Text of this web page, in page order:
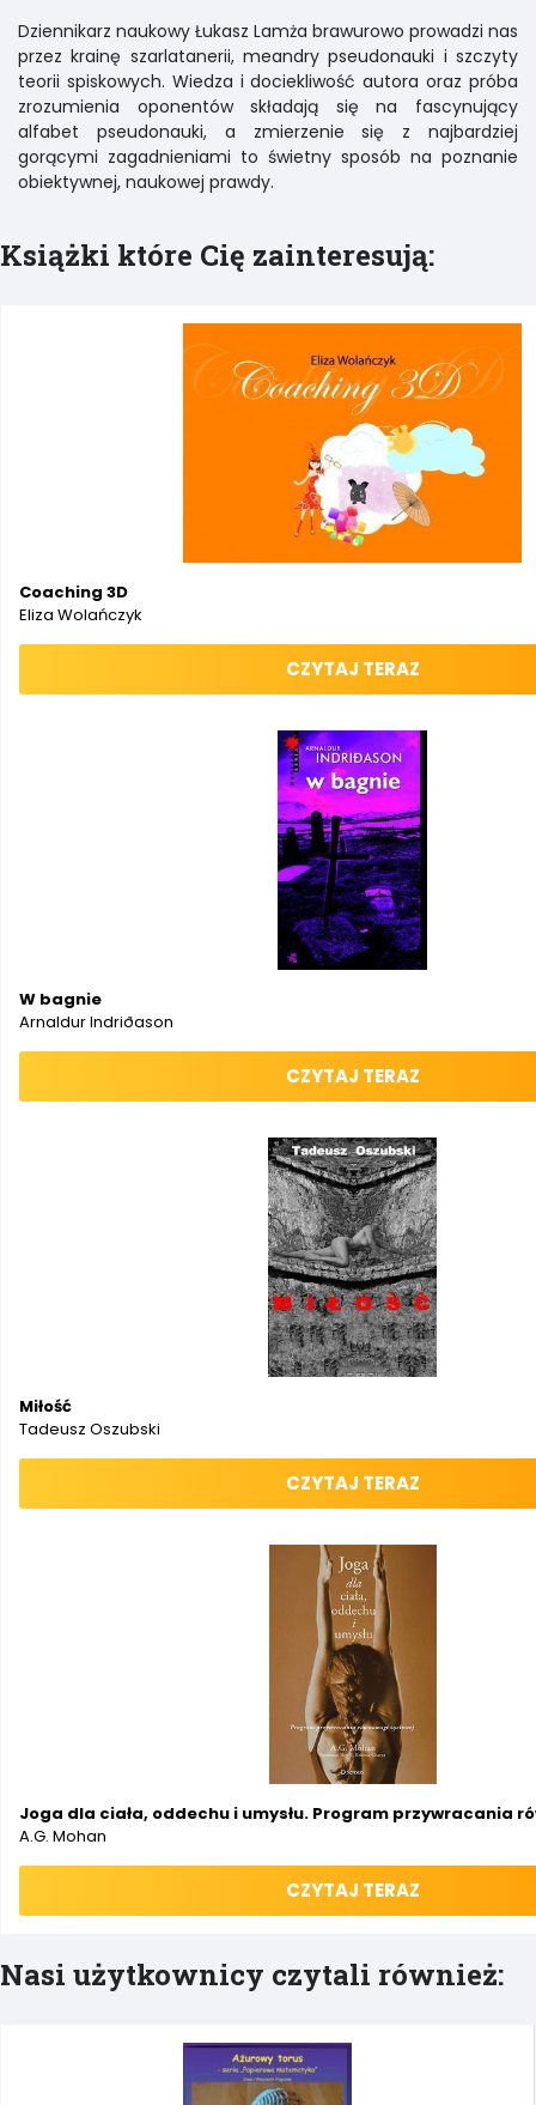
Dziennikarz naukowy Łukasz Lamża brawurowo prowadzi nas
przez krainę szarlatanerii, meandry pseudonauki i szczyty
teorii spiskowych. Wiedza i dociekliwość autora oraz próba
zrozumienia oponentów składają się na fascynujący
alfabet pseudonauki, a zmierzenie się z najbardziej
gorącymi zagadnieniami to świetny sposób na poznanie
obiektywnej, naukowej prawdy.
Książki które Cię zainteresują:
Coaching 3D
Eliza Wolańczyk
CZYTAJ TERAZ
W bagnie
Arnaldur Indriðason
CZYTAJ TERAZ
Miłość
Tadeusz Oszubski
CZYTAJ TERAZ
Joga dla ciała, oddechu i umysłu. Program przywracania
A.G. Mohan
CZYTAJ TERAZ
Nasi użytkownicy czytali również: